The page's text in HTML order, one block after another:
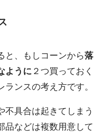
と、もしコーンから落
ように ２つ買っておく
ンスの考え方です。
具合は起きてしまう
品などは複数用意して